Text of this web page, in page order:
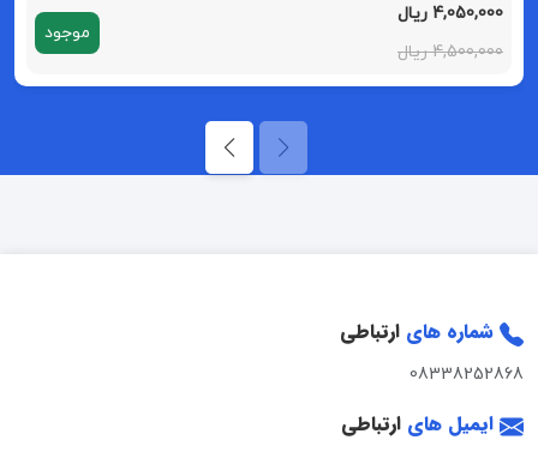
4,050,000 ریال
4,500,000 ریال
موجود
شماره های ارتباطی
08338252868
ایمیل های ارتباطی